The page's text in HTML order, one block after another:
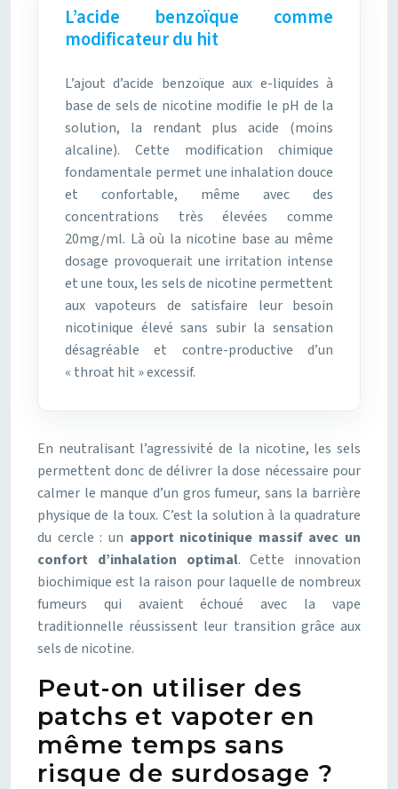
L’acide benzoïque comme
modificateur du hit
L’ajout d’acide benzoïque aux e-liquides à
base de sels de nicotine modifie le pH de la
solution, la rendant plus acide (moins
alcaline). Cette modification chimique
fondamentale permet une inhalation douce
et confortable, même avec des
concentrations très élevées comme
20mg/ml. Là où la nicotine base au même
dosage provoquerait une irritation intense
et une toux, les sels de nicotine permettent
aux vapoteurs de satisfaire leur besoin
nicotinique élevé sans subir la sensation
désagréable et contre-productive d’un
« throat hit » excessif.
En neutralisant l’agressivité de la nicotine, les sels
permettent donc de délivrer la dose nécessaire pour
calmer le manque d’un gros fumeur, sans la barrière
physique de la toux. C’est la solution à la quadrature
du cercle : un apport nicotinique massif avec un
confort d’inhalation optimal. Cette innovation
biochimique est la raison pour laquelle de nombreux
fumeurs qui avaient échoué avec la vape
traditionnelle réussissent leur transition grâce aux
sels de nicotine.
Peut-on utiliser des
patchs et vapoter en
même temps sans
risque de surdosage ?